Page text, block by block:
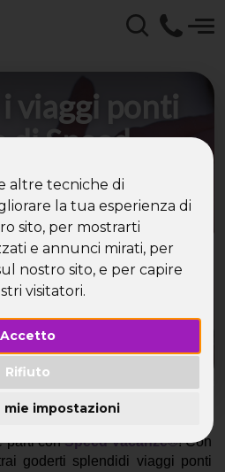
altre tecniche di
la tua esperienza di
sito, per mostrarti
e annunci mirati, per
nostro sito, e per capire
visitatori.
Accetto
Rifiuto
mie impostazioni
viaggi ponti
di Speed
e vivi
partire per una vacanza
single!
parti conSpeed Vacanze®! Con
goderti splendidi viaggi ponti